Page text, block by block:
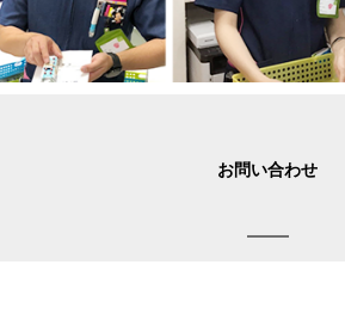
お問い合わせ